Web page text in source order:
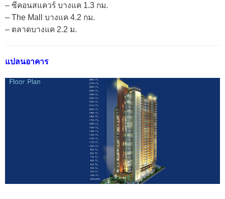
– ซีคอนสแควร์ บางแค 1.3 กม.
– The Mall บางแค 4.2 กม.
– ตลาดบางแค 2.2 ม.
แปลนอาคาร